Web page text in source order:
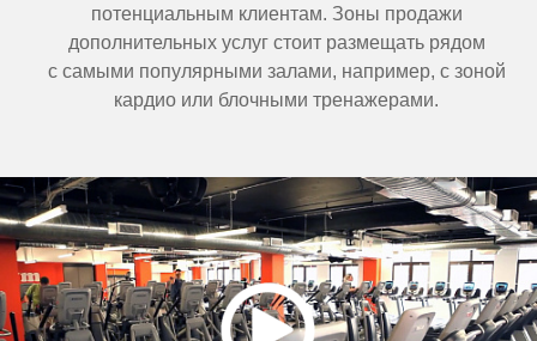
потенциальным клиентам. Зоны продажи
дополнительных услуг стоит размещать рядом
с самыми популярными залами, например, с зоной
кардио или блочными тренажерами.